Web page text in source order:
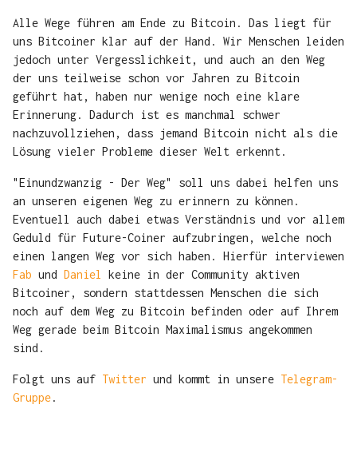
Alle Wege führen am Ende zu Bitcoin. Das liegt für
uns Bitcoiner klar auf der Hand. Wir Menschen leiden
jedoch unter Vergesslichkeit, und auch an den Weg
der uns teilweise schon vor Jahren zu Bitcoin
geführt hat, haben nur wenige noch eine klare
Erinnerung. Dadurch ist es manchmal schwer
nachzuvollziehen, dass jemand Bitcoin nicht als die
Lösung vieler Probleme dieser Welt erkennt.
"Einundzwanzig - Der Weg" soll uns dabei helfen uns
an unseren eigenen Weg zu erinnern zu können.
Eventuell auch dabei etwas Verständnis und vor allem
Geduld für Future-Coiner aufzubringen, welche noch
einen langen Weg vor sich haben. Hierfür interviewen
Fab und Daniel
keine in der Community aktiven
Bitcoiner, sondern stattdessen Menschen die sich
noch auf dem Weg zu Bitcoin befinden oder auf Ihrem
Weg gerade beim Bitcoin Maximalismus angekommen
sind.
Folgt uns auf Twitter und kommt in unsere Telegram-
Gruppe.